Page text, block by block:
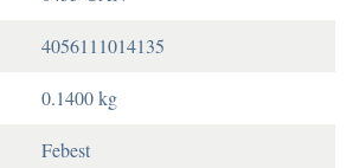
4056111014135
0.1400 kg
Febest